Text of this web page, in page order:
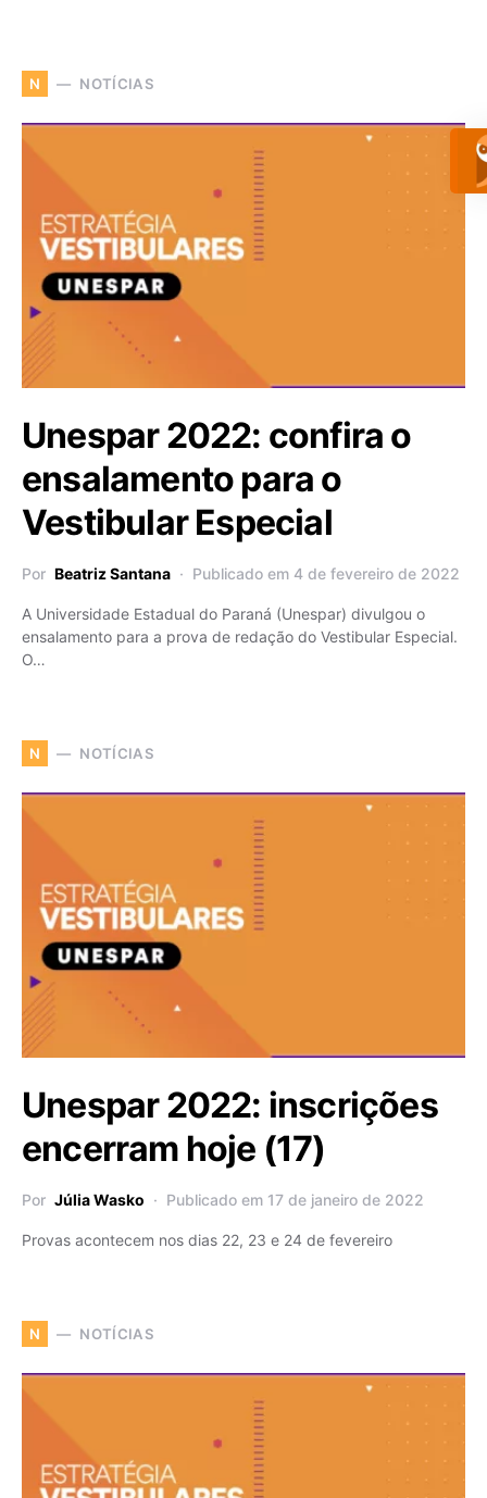
N NOTÍCIAS
Unespar 2022: confira o
ensalamento para o
Vestibular Especial
Por Beatriz Santana Publicado em 4 de fevereiro de 2022
A Universidade Estadual do Paraná (Unespar) divulgou o
ensalamento para a prova de redação do Vestibular Especial.
O…
N NOTÍCIAS
Unespar 2022: inscrições
encerram hoje (17)
Por Júlia Wasko Publicado em 17 de janeiro de 2022
Provas acontecem nos dias 22, 23 e 24 de fevereiro
N NOTÍCIAS